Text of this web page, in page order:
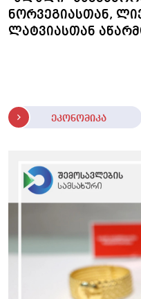
ნორვეგიასთან,
ლატვიასთან
ეკონომიკა